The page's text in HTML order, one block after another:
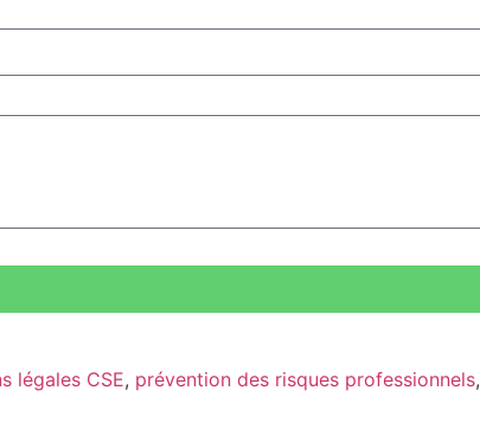
légales CSE, prévention des risques professionnels,